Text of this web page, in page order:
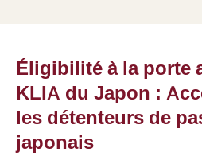
Éligibilité à la porte
KLIA du Japon :
les détenteurs de
japonais